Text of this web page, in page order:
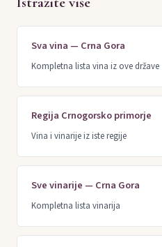
Sva vina — Crna Gora
Kompletna lista vina iz ove države
Regija Crnogorsko primorje
Vina i vinarije iz iste regije
Sve vinarije — Crna Gora
Kompletna lista vinarija